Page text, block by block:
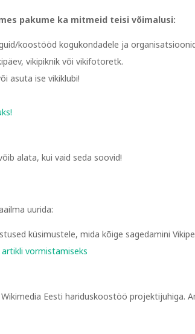
pakume ka mitmeid teisi võimalusi:
koostööd kogukondadele ja
vikipiknik või vikifotoretk.
asuta ise vikiklubi!
alata, kui vaid seda soovid!
uurida:
küsimustele, mida kõige sagedamini
vormistamiseks
Eesti hariduskoostöö projektijuhiga.